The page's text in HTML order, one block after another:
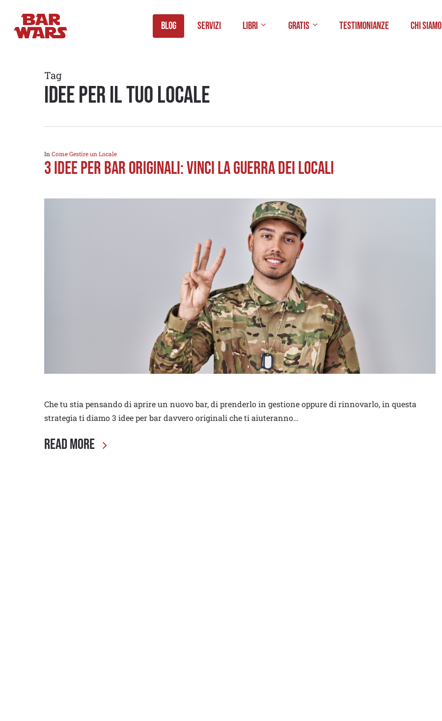
main
Blog Servizi Libri Gratis Testimonianze Chi Siamo
Tag
idee per il tuo locale
In Come Gestire un Locale
3 Idee per Bar Originali: Vinci la Guerra dei Locali
Che tu stia pensando di aprire un nuovo bar, di prenderlo in gestione oppure di rinnovarlo, in questa
strategia ti diamo 3 idee per bar davvero originali che ti aiuteranno…
Read More